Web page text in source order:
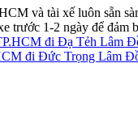
và tài xế luôn sẵn
trước 1-2 ngày để đảm
đi Đạ Tẻh Lâm
đi Đức Trọng Lâm